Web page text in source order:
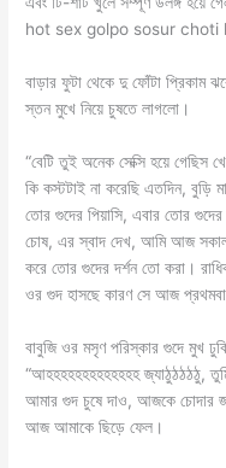
hot sex golpo sosur choti
বাড়ার ফুটা থেকে দু ফোঁটা প্রিকাম
স্তন মুখে নিয়ে চুষতে লাগলো।
“বেটি তুই অনেক সেক্সি হয়ে গেছিস
কি কস্টটাই না করেছি এতদিন, বুড়ি
তোর গুদের পিয়াসি, এবার তোর
চোষ, এর স্বাদ দেখ, আমি আজ
করে তোর গুদের দর্শন তো করা।
ওর গুদ হাসছে কারণ সে আজ
বাবুজি ওর মসৃণ পরিস্কার গুদে মুখ
“আহহহহহহহহহহহহহ জ্যাঠুঠঠঠঠু,
আমার গুদ চুষে দাও, আজকে চোদার
আজ আমাকে ছিড়ে ফেল।